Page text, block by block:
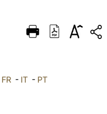
DEUTSCH
العربيّة FR - IT - PT